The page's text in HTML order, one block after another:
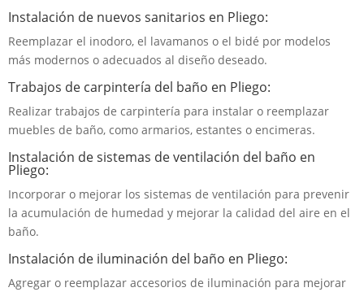
Instalación de nuevos sanitarios en Pliego:
Reemplazar el inodoro, el lavamanos o el bidé por modelos
más modernos o adecuados al diseño deseado.
Trabajos de carpintería del baño en Pliego:
Realizar trabajos de carpintería para instalar o reemplazar
muebles de baño, como armarios, estantes o encimeras.
Instalación de sistemas de ventilación del baño en
Pliego:
Incorporar o mejorar los sistemas de ventilación para prevenir
la acumulación de humedad y mejorar la calidad del aire en el
baño.
Instalación de iluminación del baño en Pliego:
Agregar o reemplazar accesorios de iluminación para mejorar